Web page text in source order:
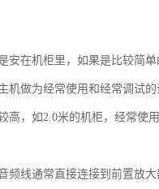
安在机柜里，如果是比较简
机做为经常使用和经常调试
高，如2.0米的机柜，经常使
频线通常直接连接到前置放